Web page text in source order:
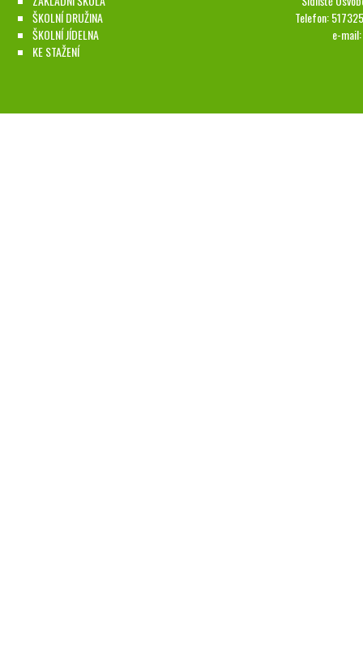
ŠKOLNÍ DRUŽINA
ŠKOLNÍ JÍDELNA
KE STAŽENÍ
Telefon:
e-mail: